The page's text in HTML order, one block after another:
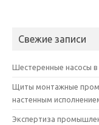
Свежие записи
Шестеренные насосы
Щиты монтажные
настенным
Экспертиза